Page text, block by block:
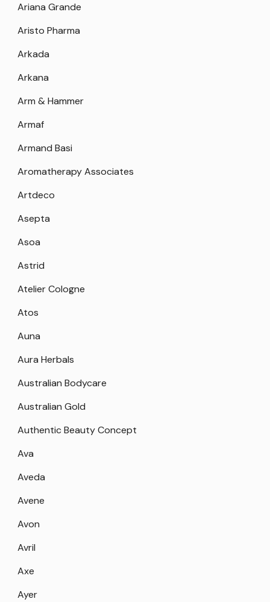
Ariana Grande
Aristo Pharma
Arkada
Arkana
Arm & Hammer
Armaf
Armand Basi
Aromatherapy Associates
Artdeco
Asepta
Asoa
Astrid
Atelier Cologne
Atos
Auna
Aura Herbals
Australian Bodycare
Australian Gold
Authentic Beauty Concept
Ava
Aveda
Avene
Avon
Avril
Axe
Ayer